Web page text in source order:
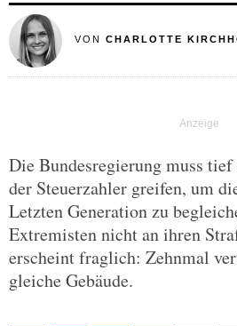
VON CHARLOTTE
Die Bundesregierung muss
der Steuerzahler greifen, um
Letzten Generation zu
Extremisten nicht an ihren
erscheint fraglich: Zehnmal
gleiche Gebäude.